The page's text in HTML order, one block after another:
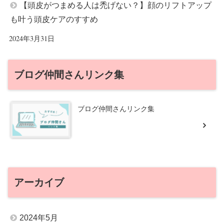
【頭皮がつまめる人は禿げない？】顔のリフトアップ
も叶う頭皮ケアのすすめ
2024年3月31日
ブログ仲間さんリンク集
ブログ仲間さんリンク集
アーカイブ
2024年5月